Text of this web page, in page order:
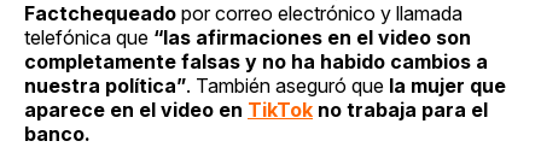
Factchequeado por correo electrónico y llamada
telefónica que “las afirmaciones en el video son
completamente falsas y no ha habido cambios a
nuestra política”. También aseguró que la mujer que
aparece en el video en TikTok no trabaja para el
banco.